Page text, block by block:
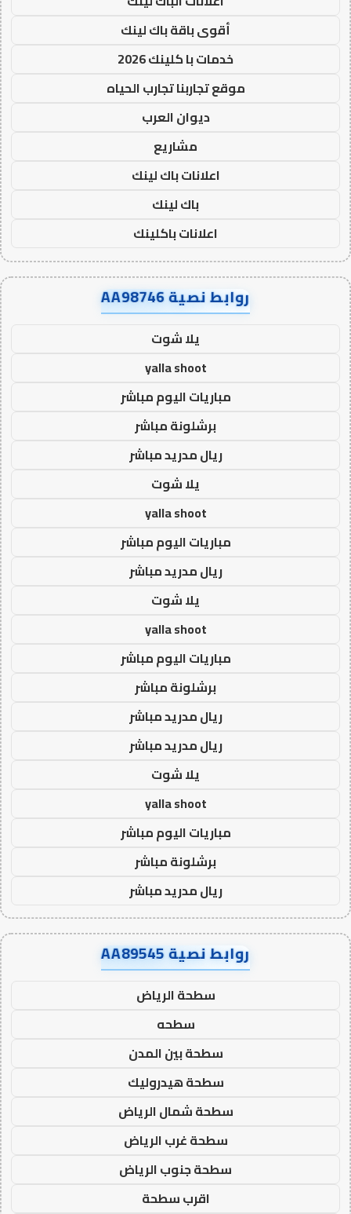
أقوى باقة باك لينك
خدمات با كلينك 2026
موقع تجاربنا تجارب الحياه
ديوان العرب
مشاريع
اعلانات باك لينك
باك لينك
اعلانات باكلينك
روابط نصية AA98746
يلا شوت
yalla shoot
مباريات اليوم مباشر
برشلونة مباشر
ريال مدريد مباشر
يلا شوت
yalla shoot
مباريات اليوم مباشر
ريال مدريد مباشر
يلا شوت
yalla shoot
مباريات اليوم مباشر
برشلونة مباشر
ريال مدريد مباشر
ريال مدريد مباشر
يلا شوت
yalla shoot
مباريات اليوم مباشر
برشلونة مباشر
ريال مدريد مباشر
روابط نصية AA89545
سطحة الرياض
سطحه
سطحة بين المدن
سطحة هيدروليك
سطحة شمال الرياض
سطحة غرب الرياض
سطحة جنوب الرياض
اقرب سطحة